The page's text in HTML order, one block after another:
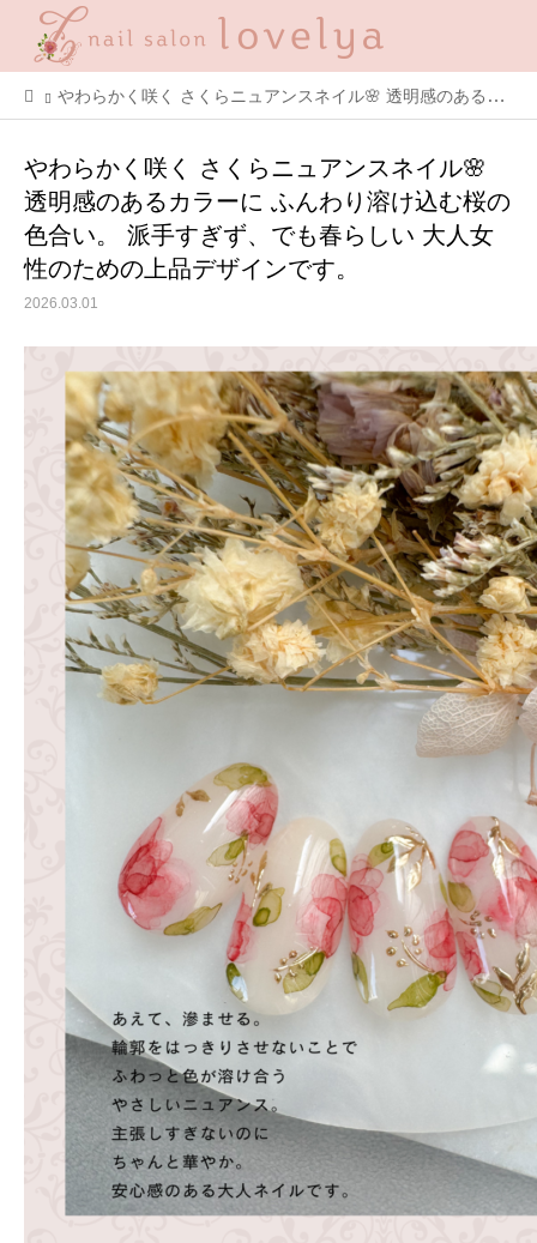
やわらかく咲く さくらニュアンスネイル🌸 透明感のあるカラーに ふんわり溶け込む桜の色合い。 派手すぎず、でも春らしい 大人女性のための上品デザインです。
やわらかく咲く さくらニュアンスネイル🌸
透明感のあるカラーに ふんわり溶け込む桜の
色合い。 派手すぎず、でも春らしい 大人女
性のための上品デザインです。
2026.03.01